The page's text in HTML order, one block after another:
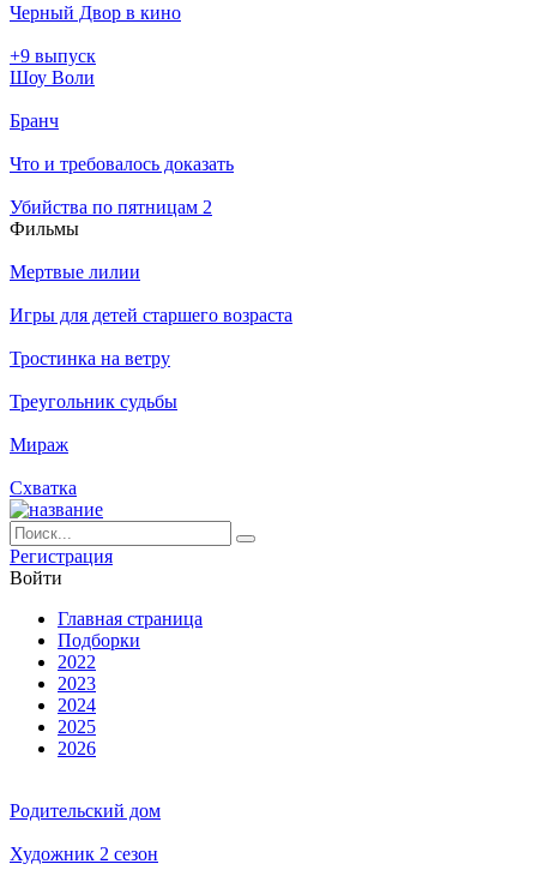
Черный Двор в кино
+9 выпуск
Шоу Воли
Бранч
Что и требовалось доказать
Убийства по пятницам 2
Филь­мы
Мертвые лилии
Игры для детей старшего возраста
Тростинка на ветру
Треугольник судьбы
Мираж
Схватка
Ре­ги­ст­ра­ция
Вой­ти
Глав­ная стра­ни­ца
Подборки
2022
2023
2024
2025
2026
Родительский дом
Художник 2 сезон